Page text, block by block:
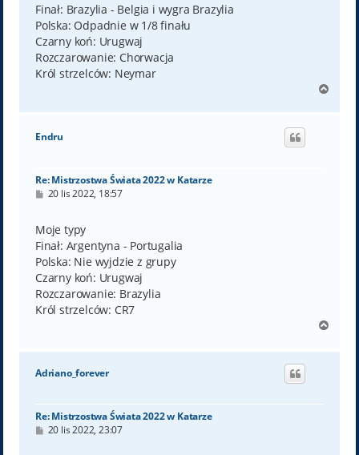
Finał: Brazylia - Belgia i wygra Brazylia
Polska: Odpadnie w 1/8 finału
Czarny koń: Urugwaj
Rozczarowanie: Chorwacja
Król strzelców: Neymar
g
Endru
Re: Mistrzostwa Świata 2022 w Katarze
P
t
20 lis 2022, 18:57
Moje typy
Finał: Argentyna - Portugalia
Polska: Nie wyjdzie z grupy
Czarny koń: Urugwaj
Rozczarowanie: Brazylia
Król strzelców: CR7
g
Adriano_forever
Re: Mistrzostwa Świata 2022 w Katarze
P20 lis 2022, 23:07